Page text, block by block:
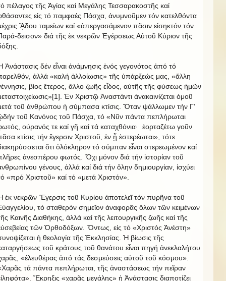
πέλαγος τῆς Ἁγίας καί Μεγάλης Τεσσαρακοστῆς καί
εἰς τό παμφαές Πάσχα, ἀνυμνοῦμεν τόν κατελθόντα
ᾍδου ταμείων καί «ἀπεργασάμενον πᾶσιν εἰσηκτόν τόν
δεισον» διά τῆς ἐκ νεκρῶν Ἐγέρσεως Αὐτοῦ Κύριον τῆς
Ἀνάστασις δέν εἶναι ἀνάμνησις ἑνός γεγονότος ἀπό τό
ἀλλά «καλή ἀλλοίωσις» τῆς ὑπάρξεώς μας, «ἄλλη
βίος ἕτερος, ἄλλο ζωῆς εἶδος, αὐτῆς τῆς φύσεως ἡμῶν
Ἐν Χριστῷ Ἀναστάντι ἀνακαινίζεται ὁμοῦ
τοῦ ἀνθρώπου ἡ σύμπασα κτίσις. Ὅταν ψάλλωμεν τήν Γ’
τοῦ Κανόνος τοῦ Πάσχα, τό «Νῦν πάντα πεπλήρωται
οὐρανός τε καί γῆ καί τά καταχθόνια·
ἑορταζέτω γοῦν
κτίσις τήν ἔγερσιν Χριστοῦ, ἐν ᾗ ἐστερέωται», τότε
ὅτι ὁλόκληρον τό σύμπαν εἶναι στερεωμένον καί
ἀνεσπέρου φωτός. Ὄχι μόνον διά τήν ἱστορίαν τοῦ
γένους, ἀλλά καί διά τήν ὅλην δημιουργίαν, ἰσχύει
«πρό Χριστοῦ» καί τό «μετά Χριστόν».
ἐκ νεκρῶν Ἔγερσις τοῦ Κυρίου ἀποτελεῖ τόν πυρῆνα τοῦ
τό σταθερόν σημεῖον ἀναφορᾶς ὅλων τῶν κειμένων
Καινῆς Διαθήκης, ἀλλά καί τῆς λειτουργικῆς ζωῆς καί τῆς
τῶν Ὀρθοδόξων. Ὄντως, εἰς τό «Χριστός Ἀνέστη»
ἡ θεολογία τῆς Ἐκκλησίας. Ἡ βίωσις τῆς
τοῦ κράτους τοῦ θανάτου εἶναι πηγή ἀνεκλαλήτου
«ἐλευθέρας ἀπό τάς δεσμεύσεις αὐτοῦ τοῦ κόσμου».
τά πάντα πεπλήρωται, τῆς ἀναστάσεως τήν πεῖραν
Ἔκρηξις «χαρᾶς μεγάλης» ἡ Ἀνάστασις διαποτίζει